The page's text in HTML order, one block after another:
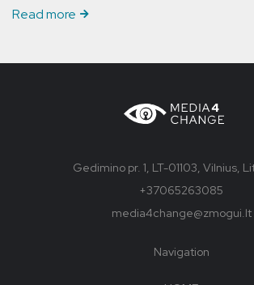
Read more
Gedimino pr. 1, LT-01103, Vilnius,
+37065263085
media4change@zmogui.lt
Navigation